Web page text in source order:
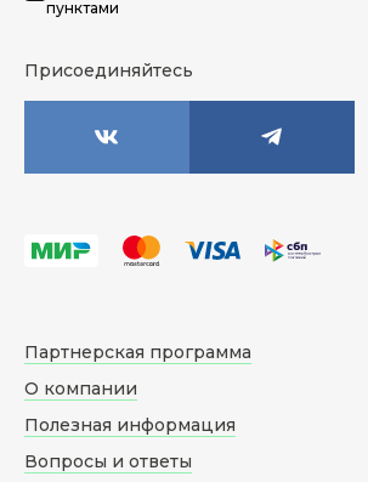
пунктами
Присоединяйтесь
Партнерская программа
О компании
Полезная информация
Вопросы и ответы